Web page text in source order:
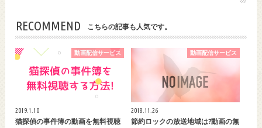
RECOMMEND こちらの記事も人気です。
動画配信サービス
2019.1.10
猫探偵の事件簿の動画を無料視聴
動画配信サービス
2018.11.26
節約ロックの放送地域は?動画の無